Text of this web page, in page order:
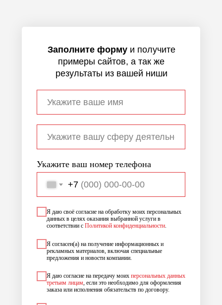
Укажите ваш номер телефона
+7
Я даю своё согласие на обработку моих персональных
данных в целях оказания выбранной услуги в
соответствии с Политикой конфиденциальности
Я согласен(а) на получение информационных и
рекламных материалов, включая специальные
предложения и новости компании.
Я даю согласие на передачу моих персональных данных
третьим лицам, если это необходимо для оформления
заказа или исполнения обязательств по договору.
Заполните формуи получите
примеры сайтов, а так же
результаты из вашей ниши